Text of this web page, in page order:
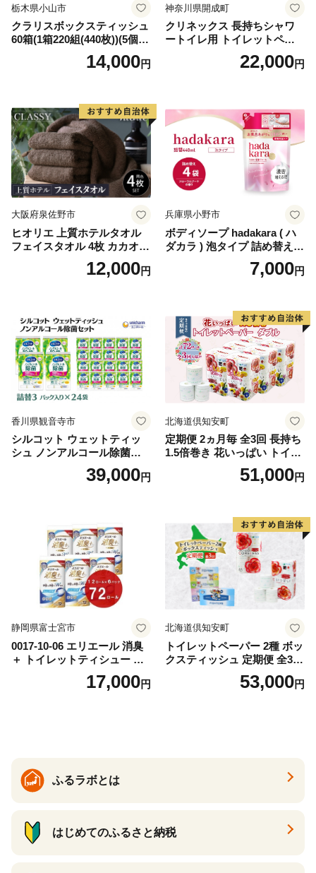
栃木県小山市
クラリスボックスティッシュ
60箱(1箱220組(440枚))(5個入
り×12セット)【1256759】
14,000円
神奈川県開成町
クリネックス 長持ちシャワ
ートイレ用 トイレットペー
パー（ダブル）64ロール(8ロ
ール×8パック) 開成町 トイレ
蓄 防災 エコ 消耗品 生活雑貨
生活用品 無香料 トイレット
ペーパー ダブル といれっと
ぺーぱー トイレ クレシア ト
イレットペーパー [BDBH002
-1]
22,000円
大阪府泉佐野市
ヒオリエ 上質ホテルタオル
フェイスタオル 4枚 カカオ
【タオル 泉州タオル 吸水 普
段使い 無地 シンプル 日用品
12,000円
兵庫県小野市
ボディソープ hadakara ( ハ
ダカラ ) 泡タイプ 詰め替え 4
40ml×4袋 ボディーソープ 泡
ボディソープ 泡 日用品 消耗
泡石鹸 石鹸 兵庫 兵庫県 小野
7,000円
香川県観音寺市
シルコット ウェットティッ
シュ ノンアルコール除菌詰
替（43枚×3P）×24袋 日用品
おもちゃ 拭き取り 手拭き 外
39,000円
北海道倶知安町
定期便 2ヵ月毎 全3回 長持ち
1.5倍巻き 花いっぱい トイレ
ットペーパー ダブル 45ｍ 計
72ロール 全18種 花柄 プリン
ー 消耗品 備蓄 送料無料 北海
道 倶知安町 日用品
51,000円
静岡県富士宮市
0017-10-06 エリエール 消臭
＋ トイレットティシュー し
っかり香るフレッシュクリア
の香り ダブル 12ロール×6パ
17,000円
北海道倶知安町
トイレットペーパー 2種 ボッ
クスティッシュ 定期便 全3
回 日本製 まとめ買い 防災
常備品 日用雑貨 消耗品 生活
53,000円
ふるラボとは
はじめてのふるさと納税